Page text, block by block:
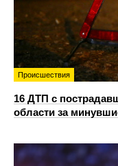
Происшествия
16 ДТП с
области за